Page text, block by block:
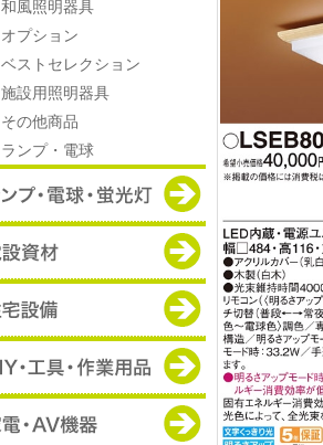
和風照明器具
オプション
ベストセレクション
施設用照明器具
その他商品
ランプ・電球